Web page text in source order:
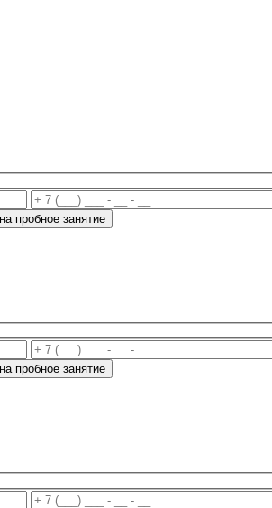
пробное занятие
пробное занятие